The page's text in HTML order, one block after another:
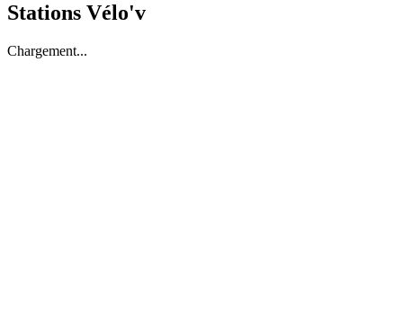
Stations Vélo'v
Chargement...